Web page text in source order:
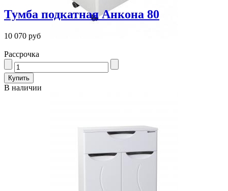
Тумба подкатная Анкона 80
10 070 руб
Рассрочка
В наличии